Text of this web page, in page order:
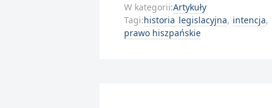
W kategorii:Artykuły
Tagi:historia legislacyjna, intencja,
prawo hiszpańskie